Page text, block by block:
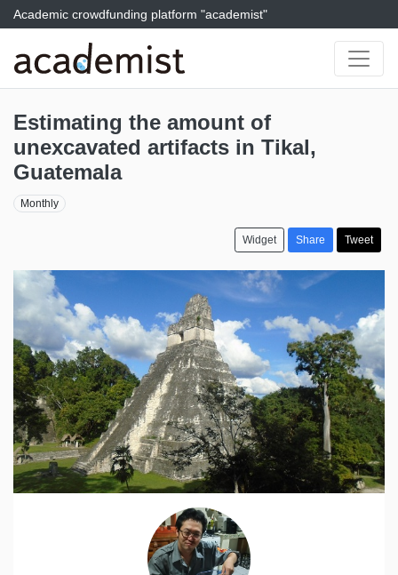
Academic crowdfunding platform "academist"
Estimating the amount of
unexcavated artifacts in Tikal,
Guatemala
Monthly
Widget Share Tweet